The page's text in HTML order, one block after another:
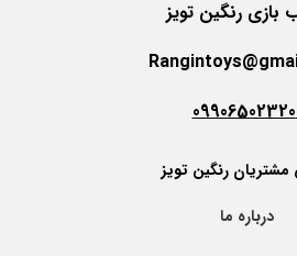
بازی رنگین تویز
رنگین تویز
درباره ما